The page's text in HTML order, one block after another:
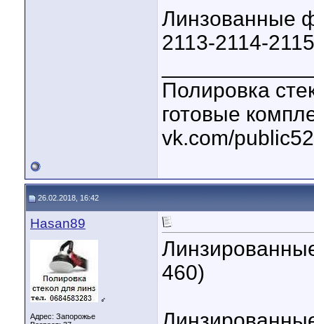
Линзованные
2113-2114-
Полировка
готовые
vk.com/
26.02.2018, 16:42
Hasan89
♂
Адрес: Запорожье
460)